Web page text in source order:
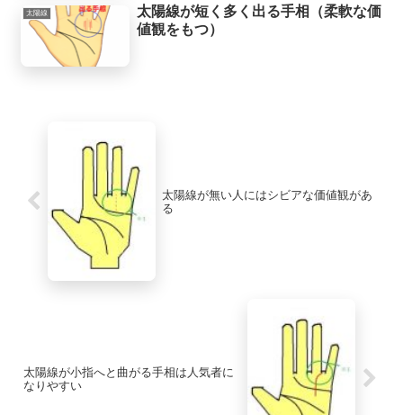
太陽線
太陽線が短く多く出る手相（柔軟な価
値観をもつ）
太陽線が無い人にはシビアな価値観があ
る
太陽線が小指へと曲がる手相は人気者に
なりやすい